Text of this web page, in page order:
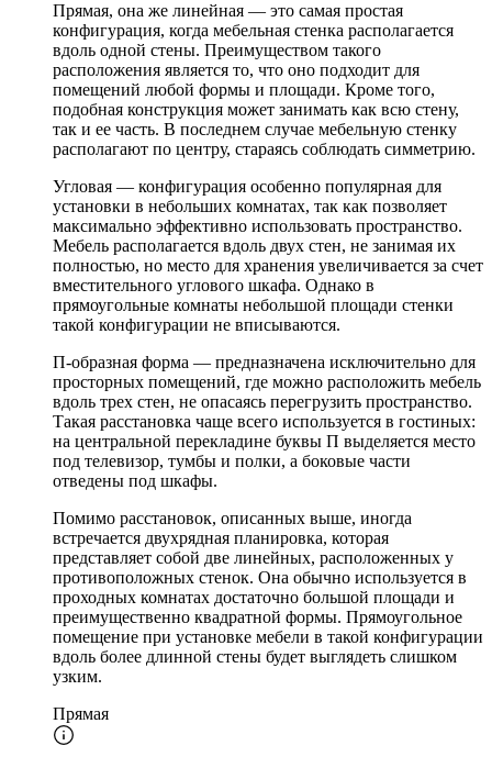
Прямая, она же линейная — это самая простая
конфигурация, когда мебельная стенка располагается
вдоль одной стены. Преимуществом такого
расположения является то, что оно подходит для
помещений любой формы и площади. Кроме того,
подобная конструкция может занимать как всю стену,
так и ее часть. В последнем случае мебельную стенку
располагают по центру, стараясь соблюдать симметрию.
Угловая — конфигурация особенно популярная для
установки в небольших комнатах, так как позволяет
максимально эффективно использовать пространство.
Мебель располагается вдоль двух стен, не занимая их
полностью, но место для хранения увеличивается за счет
вместительного углового шкафа. Однако в
прямоугольные комнаты небольшой площади стенки
такой конфигурации не вписываются.
П-образная форма — предназначена исключительно для
просторных помещений, где можно расположить мебель
вдоль трех стен, не опасаясь перегрузить пространство.
Такая расстановка чаще всего используется в гостиных:
на центральной перекладине буквы П выделяется место
под телевизор, тумбы и полки, а боковые части
отведены под шкафы.
Помимо расстановок, описанных выше, иногда
встречается двухрядная планировка, которая
представляет собой две линейных, расположенных у
противоположных стенок. Она обычно используется в
проходных комнатах достаточно большой площади и
преимущественно квадратной формы. Прямоугольное
помещение при установке мебели в такой конфигурации
вдоль более длинной стены будет выглядеть слишком
узким.
Прямая